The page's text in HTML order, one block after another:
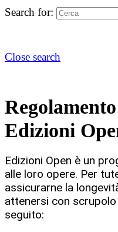
Search for:
Close search
Edizioni
Edizioni Open è un
alle loro opere. Per
assicurarne la
attenersi con
seguito: